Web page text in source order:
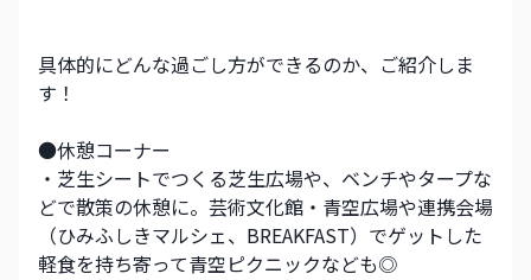
具体的にどんな過ごし方ができるのか、ご紹介しま
す！
●休憩コーナー
・芝生シートでつくる芝生広場や、ベンチやタープな
どで散策の休憩に。芸術文化館・青空広場や連携会場
（ひみふしきマルシェ、BREAKFAST）でゲットした
軽食を持ち寄って青空ピクニックなども◎